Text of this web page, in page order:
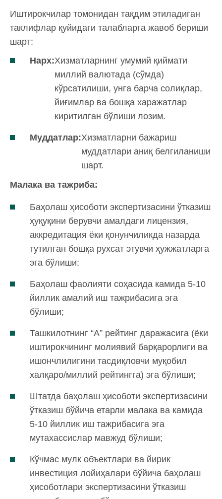
Иштирокчилар томонидан тақдим этиладиган
таклифлар қуйидаги талабларга жавоб бериши
шарт:
Нарх:Хизматларнинг умумий қиймати
миллий валютада (сўмда)
кўрсатилиши, унга барча солиқлар,
йиғимлар ва бошқа харажатлар
киритилган бўлиши лозим.
Муддатлар:Хизматларни бажариш
муддатлари аниқ белгиланиши
шарт.
Малака ва тажриба:
Баҳолаш ҳисоботи экспертизасини ўтказиш
ҳуқуқини берувчи амалдаги лицензия,
аккредитация ёки қонунчиликда назарда
тутилган бошқа рухсат этувчи ҳужжатларга
эга бўлиши;
Баҳолаш фаолияти соҳасида камида 5-10
йиллик амалий иш тажрибасига эга
бўлиши;
Ташкилотнинг “А” рейтинг даражасига (ёки
иштирокчининг молиявий барқарорлиги ва
ишончлилигини тасдиқловчи муқобил
халқаро/миллий рейтингга) эга бўлиши;
Штатда баҳолаш ҳисоботи экспертизасини
ўтказиш бўйича етарли малака ва камида
5-10 йиллик иш тажрибасига эга
мутахассислар мавжуд бўлиши;
Кўчмас мулк объектлари ва йирик
инвестиция лойиҳалари бўйича баҳолаш
ҳисоботлари экспертизасини ўтказиш